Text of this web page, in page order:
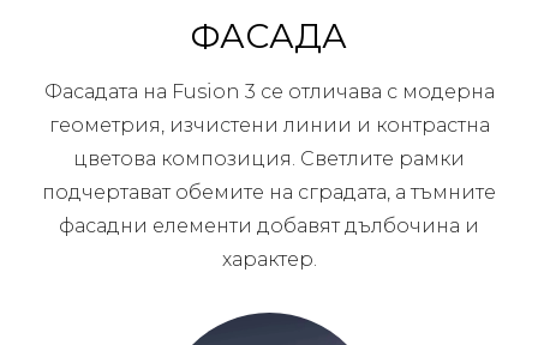
ФАСАДА
Фасадата на Fusion 3 се отличава с модерна
геометрия, изчистени линии и контрастна
цветова композиция. Светлите рамки
подчертават обемите на сградата, а тъмните
фасадни елементи добавят дълбочина и
характер.